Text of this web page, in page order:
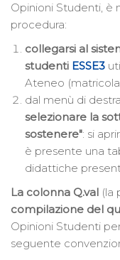
Opinioni Studenti, è
procedura:
collegarsi al
studenti ESSE3
Ateneo
dal menù di
selezionare la
sostenere": si
è presente una
didattiche
La colonna Q.val (la
compilazione del
Opinioni Studenti
seguente